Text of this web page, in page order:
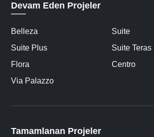
Devam Eden Projeler
Belleza
Suite
Suite Plus
Suite Teras
Flora
Centro
Via Palazzo
Tamamlanan Projeler